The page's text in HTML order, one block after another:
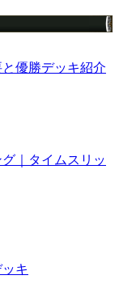
優勝デッキ紹介
｜タイムスリッ
キ